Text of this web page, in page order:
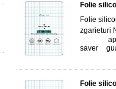
Folie
Folie
zgarieturi
saver,
Folie